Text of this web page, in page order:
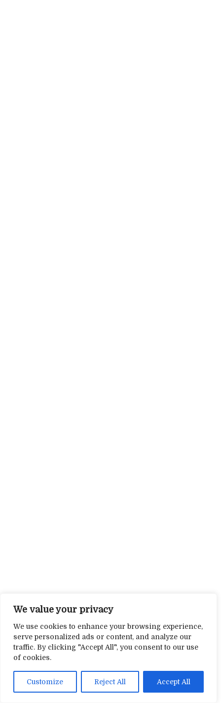
We value your privacy
We use cookies to enhance your browsing experience,
serve personalized ads or content, and analyze our
traffic. By clicking "Accept All", you consent to our use
of cookies.
Customize Reject All Accept All